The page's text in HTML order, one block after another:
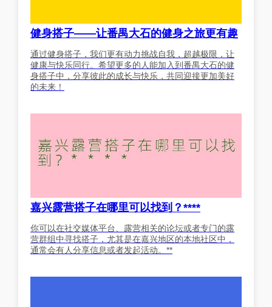
健身搭子——让番禺大石的健身之旅更有趣
通过健身搭子，我们更有动力挑战自我，超越极限，让
健康与快乐同行。希望更多的人能加入到番禺大石的健
身搭子中，分享彼此的成长与快乐，共同迎接更加美好
的未来！
嘉兴露营搭子在哪里可以找到？****
你可以在社交媒体平台、露营相关的论坛或者专门的露
营群组中寻找搭子，尤其是在嘉兴地区的本地社区中，
通常会有人分享信息或者发起活动。**